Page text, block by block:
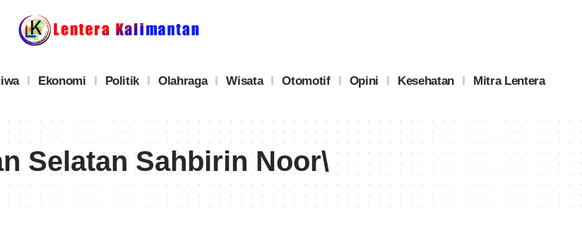
Ekonomi Politik Olahraga Wisata Otomotif Opini Kesehatan Mitra Lentera
Selatan Sahbirin Noor\